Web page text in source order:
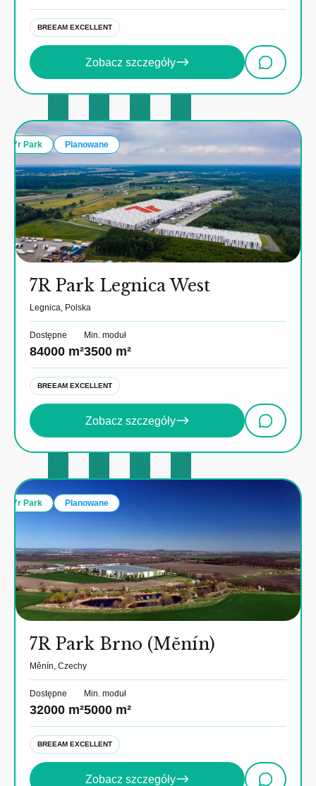
BREEAM EXCELLENT
Zobacz szczegóły
7r Park Planowane
7R Park Legnica West
Legnica, Polska
Dostępne
84000 m²
Min. moduł
3500 m²
BREEAM EXCELLENT
Zobacz szczegóły
7r Park Planowane
7R Park Brno (Měnín)
Měnín, Czechy
Dostępne
32000 m²
Min. moduł
5000 m²
BREEAM EXCELLENT
Zobacz szczegóły